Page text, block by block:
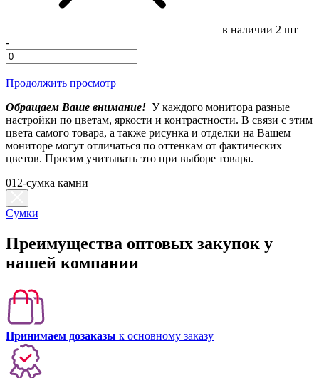
в наличии 2 шт
-
+
Продолжить просмотр
Обращаем Ваше внимание! У каждого монитора разные
настройки по цветам, яркости и контрастности. В связи с этим
цвета самого товара, а также рисунка и отделки на Вашем
мониторе могут отличаться по оттенкам от фактических
цветов. Просим учитывать это при выборе товара.
012-сумка камни
Сумки
Преимущества оптовых закупок у
нашей компании
Принимаем дозаказы к основному заказу